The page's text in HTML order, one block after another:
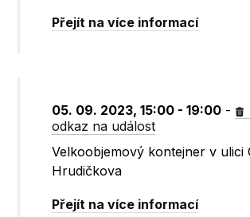
Přejít na více informací
05. 09. 2023, 15:00 - 19:00 -
odkaz na událost
Velkoobjemový kontejner v ulici
Hrudičkova
Přejít na více informací